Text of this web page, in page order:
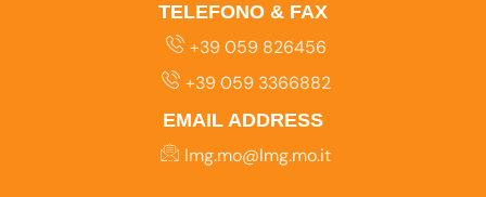
TELEFONO & FAX
+39 059 826456
+39 059 3366882
EMAIL ADDRESS
lmg.mo@lmg.mo.it